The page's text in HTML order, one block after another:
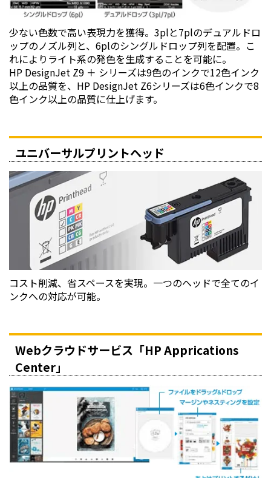
少ない色数で高い表現力を獲得。3plと7plのデュアルドロ
ップのノズル列と、6plのシングルドロップ列を配置。こ
れによりライト系の発色を生成することを可能に。
HP DesignJet Z9 ＋ シリーズは9色のインクで12色インク
以上の品質を、HP DesignJet Z6シリーズは6色インクで8
色インク以上の品質に仕上げます。
ユニバーサルプリントヘッド
コスト削減、省スペースを実現。一つのヘッドで全てのイ
ンクへの対応が可能。
Webクラウドサービス「HP Apprications
Center」